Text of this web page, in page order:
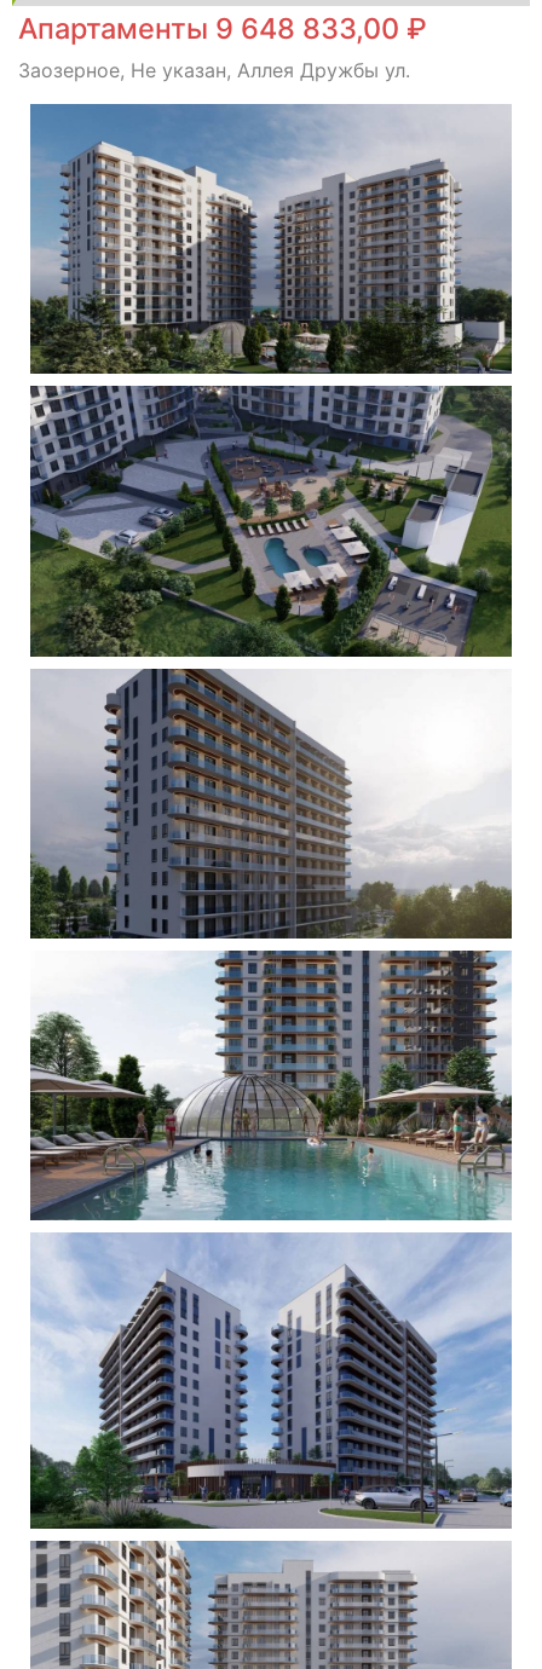
Апартаменты 9 648 833,00 ₽
Заозерное, Не указан, Аллея Дружбы ул.